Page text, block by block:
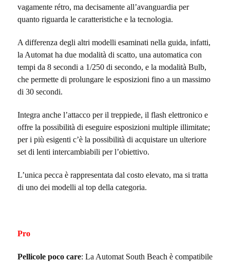
vagamente rétro, ma decisamente all’avanguardia per
quanto riguarda le caratteristiche e la tecnologia.
A differenza degli altri modelli esaminati nella guida, infatti,
la Automat ha due modalità di scatto, una automatica con
tempi da 8 secondi a 1/250 di secondo, e la modalità Bulb,
che permette di prolungare le esposizioni fino a un massimo
di 30 secondi.
Integra anche l’attacco per il treppiede, il flash elettronico e
offre la possibilità di eseguire esposizioni multiple illimitate;
per i più esigenti c’è la possibilità di acquistare un ulteriore
set di lenti intercambiabili per l’obiettivo.
L’unica pecca è rappresentata dal costo elevato, ma si tratta
di uno dei modelli al top della categoria.
Pro
Pellicole poco care: La Automat South Beach è compatibile